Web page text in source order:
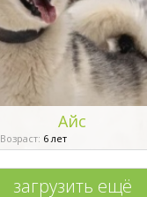
Айс
Возраст: 6 лет
загрузить ещё